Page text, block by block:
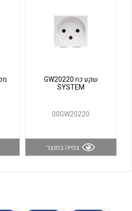
לכל מוצרי היצרן
שקע כח GW20220
SYSTEM
00GW20220
צפייה במוצר